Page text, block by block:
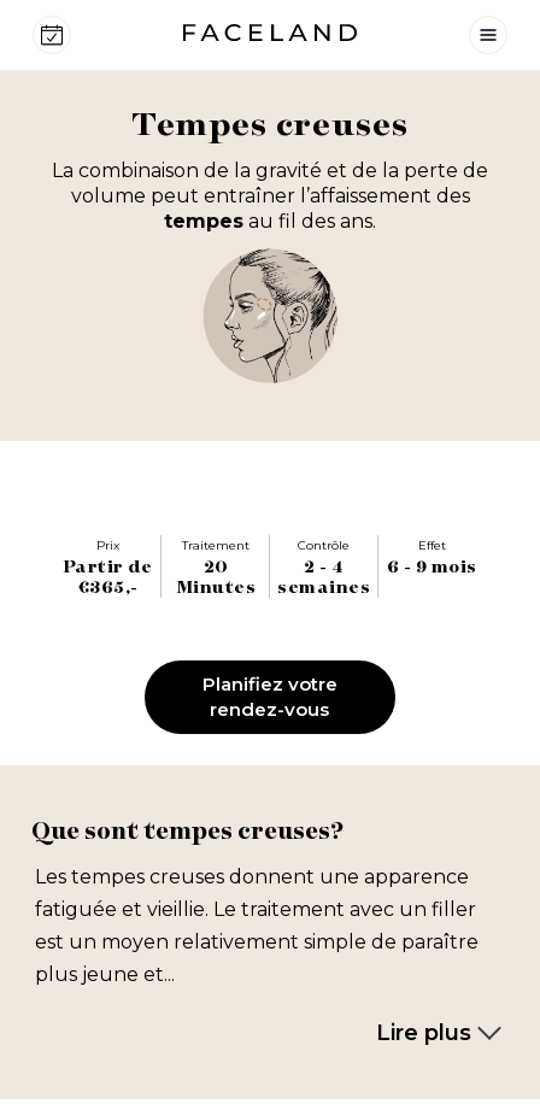
Tempes creuses
La combinaison de la gravité et de la perte de
volume peut entraîner l’affaissement des
tempes au fil des ans.
Prix
Partir de
€365,-
Traitement
20
Minutes
Contrôle
2 - 4
semaines
Effet
6 - 9 mois
Planifiez votre
rendez-vous
Que sont tempes creuses?
Les tempes creuses donnent une apparence
fatiguée et vieillie. Le traitement avec un filler
est un moyen relativement simple de paraître
plus jeune et...
Lire plus